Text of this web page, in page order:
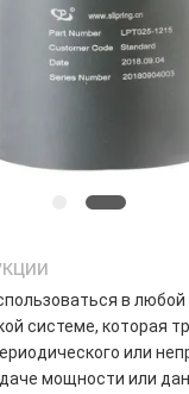
в любой
системе, которая
или
мощности или